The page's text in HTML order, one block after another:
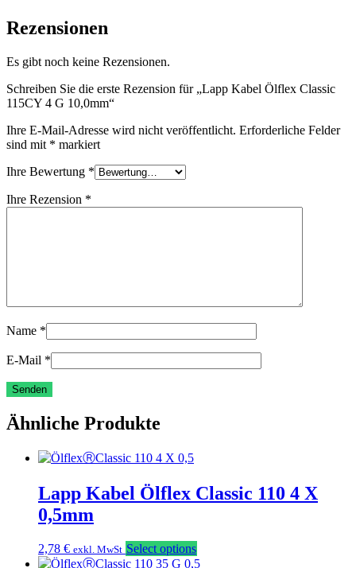
Rezensionen
Es gibt noch keine Rezensionen.
Schreiben Sie die erste Rezension für „Lapp Kabel Ölflex Classic
115CY 4 G 10,0mm“
Ihre E-Mail-Adresse wird nicht veröffentlicht. Erforderliche Felder
sind mit * markiert
Ihre Bewertung *
Ihre Rezension *
Name *
E-Mail *
Ähnliche Produkte
Lapp Kabel Ölflex Classic 110 4 X
0,5mm
2,78 € exkl. MwSt Select options